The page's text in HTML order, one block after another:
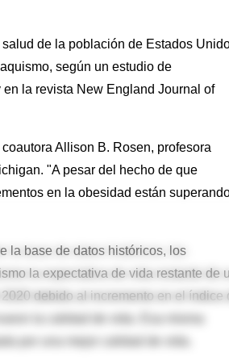
de la población de Estados
según un estudio de
la revista New England Journal of
Allison B. Rosen, profesora
"A pesar del hecho de que
en la obesidad están
la base de datos históricos, los
la expectativa de vida restante de
debido al incremento en el índice
la calidad de vida. Esa misma